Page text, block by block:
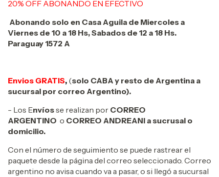
20% OFF ABONANDO EN EFECTIVO
Abonando solo en Casa Aguila de Miercoles a
Viernes de 10 a 18 Hs, Sabados de 12 a 18 Hs.
Paraguay 1572 A
Envios GRATIS, (solo CABA y resto de Argentina a
sucursal por correo Argentino).
- Los Envíosse realizan por CORREO
ARGENTINO o CORREO ANDREANI a sucrusal o
domicilio.
Con el número de seguimiento se puede rastrear el
paquete desde la página del correo seleccionado. Correo
argentino no avisa cuando va a pasar, o si llegó a sucursal